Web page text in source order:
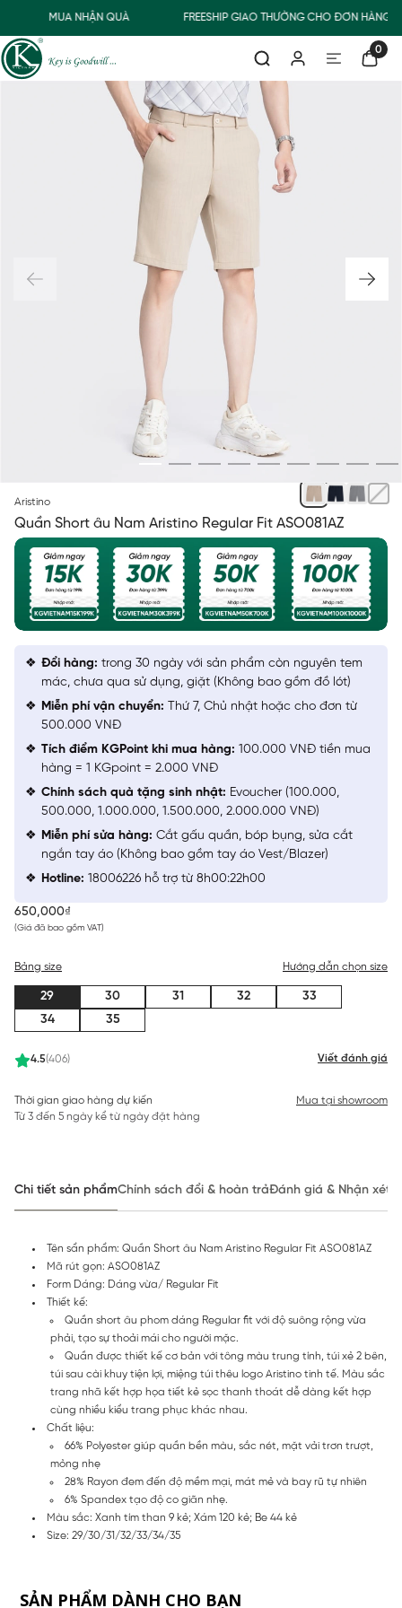
MUA NHẬN QUÀ FREESHIP GIAO THƯỜNG CHO ĐƠN HÀNG
0
Aristino
Quần Short âu Nam Aristino Regular Fit ASO081AZ
650,000₫
(Giá đã bao gồm VAT)
4.5(406) Viết đánh giá
Bảng size Hướng dẫn chọn size
29 30 31 32
33
34
35
Thời gian giao hàng dự kiến
Từ 3 đến 5 ngày kể từ ngày đặt hàng
Mua tại showroom
Đổi hàng: trong 30 ngày với sản phẩm còn nguyên tem
mác, chưa qua sử dụng, giặt (Không bao gồm đồ lót)
Miễn phí vận chuyển: Thứ 7, Chủ nhật hoặc cho đơn từ
500.000 VNĐ
Tích điểm KGPoint khi mua hàng: 100.000 VNĐ tiền mua
hàng = 1 KGpoint = 2.000 VNĐ
Chính sách quà tặng sinh nhật: Evoucher (100.000,
500.000, 1.000.000, 1.500.000, 2.000.000 VNĐ)
Miễn phí sửa hàng: Cắt gấu quần, bóp bụng, sửa cắt
ngắn tay áo (Không bao gồm tay áo Vest/Blazer)
Hotline: 18006226 hỗ trợ từ 8h00:22h00
Chi tiết sản phẩmChính sách đổi & hoàn trảĐánh giá & Nhận xét
Tên sẩn phẩm: Quần Short âu Nam Aristino Regular Fit ASO081AZ
Mã rút gọn: ASO081AZ
Form Dáng: Dáng vừa/ Regular Fit
Thiết kế:
Quần short âu phom dáng Regular fit với độ suông rộng vừa
phải, tạo sự thoải mái cho người mặc.
Quần được thiết kế cơ bản với tông màu trung tính, túi xẻ 2 bên,
túi sau cài khuy tiện lợi, miệng túi thêu logo Aristino tinh tế. Màu sắc
trang nhã kết hợp họa tiết kẻ sọc thanh thoát dễ dàng kết hợp
cùng nhiều kiểu trang phục khác nhau.
Chất liệu:
66% Polyester giúp quần bền màu, sắc nét, mặt vải trơn trượt,
mỏng nhẹ
28% Rayon đem đến độ mềm mại, mát mẻ và bay rũ tự nhiên
6% Spandex tạo độ co giãn nhẹ.
Màu sắc: Xanh tím than 9 kẻ; Xám 120 kẻ; Be 44 kẻ
Size: 29/30/31/32/33/34/35
SẢN PHẨM DÀNH CHO BẠN